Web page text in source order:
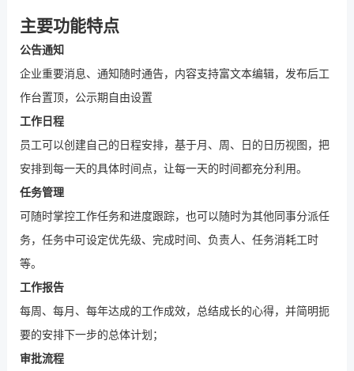
主要功能特点
公告通知
企业重要消息、通知随时通告，内容支持富文本编辑，发布后工
作台置顶，公示期自由设置
工作日程
员工可以创建自己的日程安排，基于月、周、日的日历视图，把
安排到每一天的具体时间点，让每一天的时间都充分利用。
任务管理
可随时掌控工作任务和进度跟踪，也可以随时为其他同事分派任
务，任务中可设定优先级、完成时间、 负责人、任务消耗工时
等。
工作报告
每周、每月、每年达成的工作成效，总结成长的心得，并简明扼
要的安排下一步的总体计划；
审批流程